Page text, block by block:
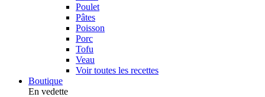
Poulet
Pâtes
Poisson
Porc
Tofu
Veau
Voir toutes les recettes
Boutique
En vedette